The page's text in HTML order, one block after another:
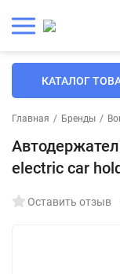
КАТАЛОГ
Главная / Бренды /
electric car
Оставить отзыв